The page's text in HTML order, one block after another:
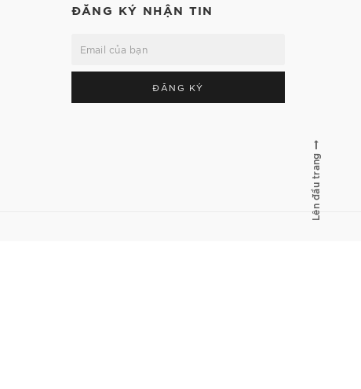
ĐĂNG KÝ NHẬN TIN
ĐĂNG KÝ
Lên đầu trang